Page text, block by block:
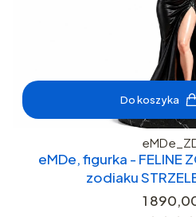
Do koszyka
eMDe, figurka - FELINE
zodiaku
Cena
1